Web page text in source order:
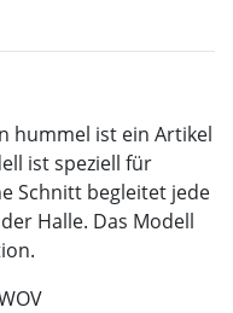
hummel ist ein Artikel
ist speziell für
Schnitt begleitet jede
Halle. Das Modell